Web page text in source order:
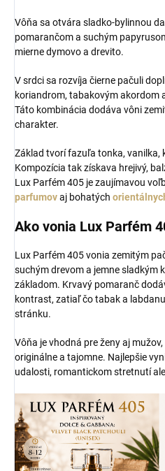
Vôňa sa otvára sladko-bylinnou
pomarančom a suchým
mierne dymovo a drevito.
V srdci sa rozvíja čierne pačuli
koriandrom, tabakovým akordom
Táto kombinácia dodáva vôni
charakter.
Základ tvorí fazuľa tonka, vanilka,
Kompozícia tak získava hrejivý,
Lux Parfém 405 je zaujímavou
parfumovaj bohatých
Ako vonia Lux Parfém
Lux Parfém 405 vonia zemitým
suchým drevom a jemne sladkým
základom. Krvavý pomaranč
kontrast, zatiaľ čo tabak a
stránku.
Vôňa je vhodná pre ženy aj
originálne a tajomne. Najlepšie
udalosti, romantickom stretnutí